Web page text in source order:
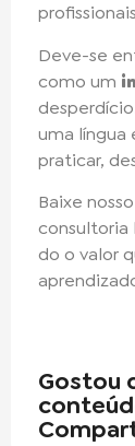
Deve-se
como um
uma língua
praticar,
Baixe
consultoria
do o valor
Gostou